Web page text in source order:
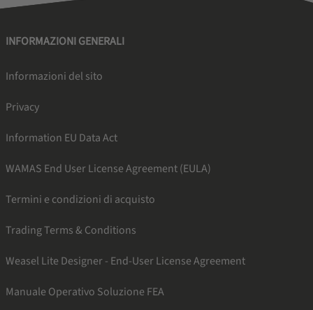
INFORMAZIONI GENERALI
Informazioni del sito
Privacy
Information EU Data Act
WAMAS End User License Agreement (EULA)
Termini e condizioni di acquisto
Trading Terms & Conditions
Weasel Lite Designer - End-User License Agreement
Manuale Operativo Soluzione FEA